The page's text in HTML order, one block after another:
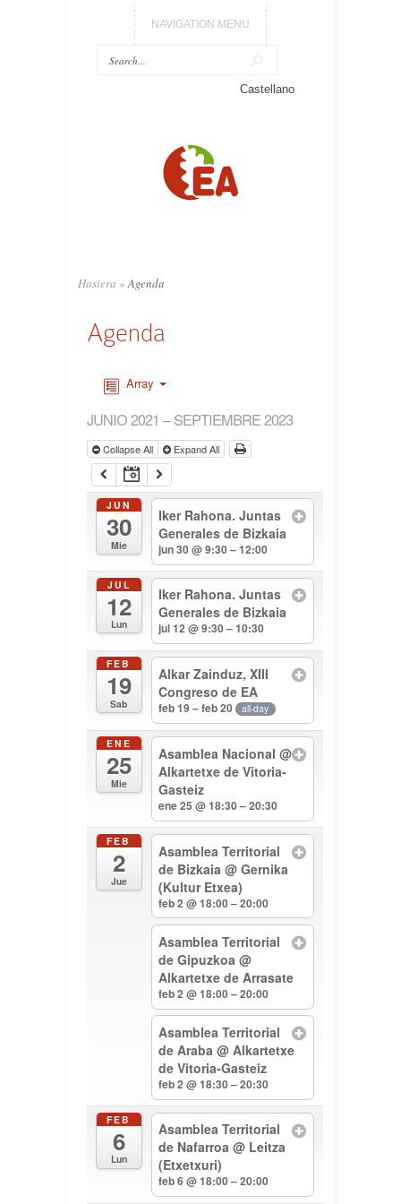
NAVIGATION MENU
Castellano
Hasiera » Agenda
Agenda
Array
JUNIO 2021 – SEPTIEMBRE 2023
Collapse All Expand All
JUN
30
Mie
Iker Rahona. Juntas
Generales de Bizkaia
jun 30 @ 9:30 – 12:00
JUL
12
Lun
Iker Rahona. Juntas
Generales de Bizkaia
jul 12 @ 9:30 – 10:30
FEB
19
Sab
Alkar Zainduz, XIII
Congreso de EA
feb 19 – feb 20 all-day
ENE
25
Mie
Asamblea Nacional@
Alkartetxe de Vitoria-
Gasteiz
ene 25 @ 18:30 – 20:30
FEB
2
Jue
Asamblea Territorial
de Bizkaia@ Gernika
(Kultur Etxea)
feb 2 @ 18:00 – 20:00
Asamblea Territorial
de Gipuzkoa@
Alkartetxe de Arrasate
feb 2 @ 18:00 – 20:00
Asamblea Territorial
de Araba@ Alkartetxe
de Vitoria-Gasteiz
feb 2 @ 18:30 – 20:30
FEB
6
Lun
Asamblea Territorial
de Nafarroa@ Leitza
(Etxetxuri)
feb 6 @ 18:00 – 20:00